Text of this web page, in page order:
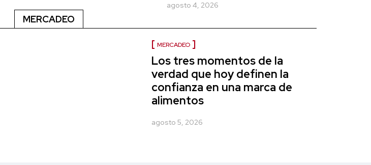
agosto 4, 2026
MERCADEO
MERCADEO
Los tres momentos de la
verdad que hoy definen la
confianza en una marca de
alimentos
agosto 5, 2026